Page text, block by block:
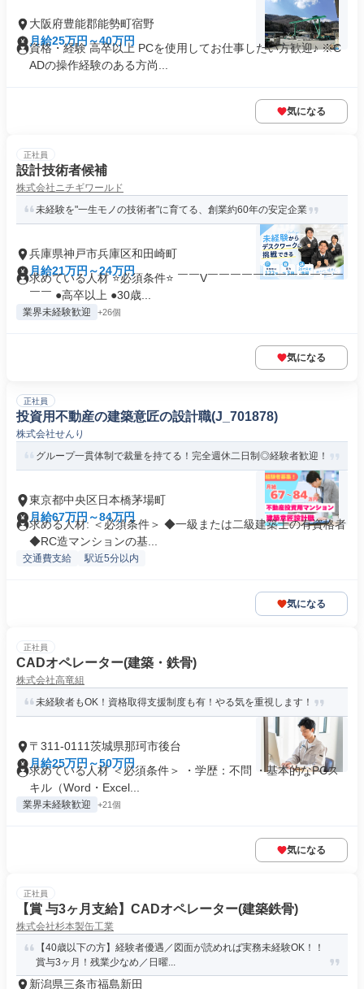
大阪府豊能郡能勢町宿野
月給25万円～40万円
資格・経験 高卒以上 PCを使用してお仕事したい方歓迎♪ ※C
ADの操作経験のある方尚...
気になる
正社員
設計技術者候補
株式会社ニチギワールド
未経験を"一生モノの技術者"に育てる、創業約60年の安定企業
兵庫県神戸市兵庫区和田崎町
月給21万円～24万円
求めている人材 ⭐必須条件⭐ ￣￣V￣￣￣￣￣￣￣￣￣￣￣￣
￣￣ ●高卒以上 ●30歳...
業界未経験歓迎 +26個
気になる
正社員
投資用不動産の建築意匠の設計職(J_701878)
株式会社せんり
グループ一貫体制で裁量を持てる！完全週休二日制◎経験者歓迎！
東京都中央区日本橋茅場町
月給67万円～84万円
求める人材: ＜必須条件＞ ◆一級または二級建築士の有資格者
◆RC造マンションの基...
交通費支給 駅近5分以内
気になる
正社員
CADオペレーター(建築・鉄骨)
株式会社高竜組
未経験者もOK！資格取得支援制度も有！やる気を重視します！
〒311-0111茨城県那珂市後台
月給25万円～50万円
求めている人材 ＜必須条件＞ ・学歴：不問 ・基本的なPCス
キル（Word・Excel...
業界未経験歓迎 +21個
気になる
正社員
【賞 与3ヶ月支給】CADオペレーター(建築鉄骨)
株式会社杉本製缶工業
【40歳以下の方】経験者優遇／図面が読めれば実務未経験OK！！
賞与3ヶ月！残業少なめ／日曜...
新潟県三条市福島新田